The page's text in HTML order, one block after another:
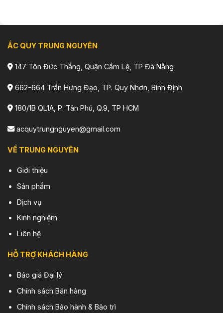
ẮC QUY TRUNG NGUYÊN
147 Tôn Đức Thắng, Quận Cẩm Lệ, TP Đà Nẵng
662-664 Trần Hưng Đạo, TP. Quy Nhơn, Bình Định
180/1B QL1A, P. Tân Phú, Q.9, TP HCM
acquytrungnguyen@gmail.com
VỀ TRUNG NGUYÊN
Giới thiệu
Sản phẩm
Dịch vụ
Kinh nghiệm
Liên hệ
HỖ TRỢ KHÁCH HÀNG
Báo giá Đại lý
Chính sách Bán hàng
Chính sách Bảo hành & Bảo trì